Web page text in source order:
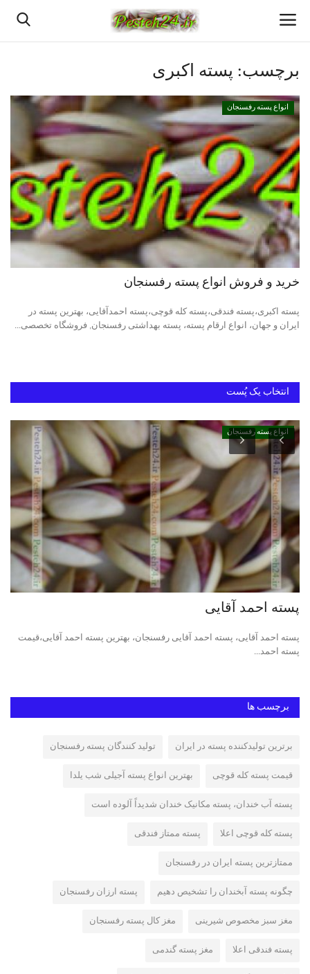
خانه
پسته اعلا رفسنجان
قیمت روزانه پسته رفسنجان
بهترین پسته رفسنجان
پسته رفسنجان
انواع پسته رفسنجان
دانستنیهای پـسـتـه رفسنجان
برچسب: پسته اکبری
انواع پسته رفسنجان
خرید و فروش انواع پسته رفسنجان
پسته اکبری،پسته فندقی،پسته کله قوچی،پسته احمدآقایی، بهترین پسته در
ایران و جهان، انواع ارقام پسته، پسته بهداشتی رفسنجان, فروشگاه تخصصی...
انتخاب یک پُست
انواع پسته رفسنجان
پسته احمد آقایی
پسته احمد آقایی، پسته احمد آقایی رفسنجان، بهترین پسته احمد آقایی،قیمت
پسته احمد...
برچسب ها
برترین تولیدکننده پسته در ایران تولید کنندگان پسته رفسنجان
قیمت پسته کله قوچی بهترین انواع پسته آجیلی شب یلدا
پسته آب خندان، پسته مکانیک خندان شدیداً آلوده است
پسته کله قوچی اعلا پسته ممتاز فندقی
ممتازترین پسته ایران در رفسنجان
چگونه پسته آبخندان را تشخیص دهیم پسته ارزان رفسنجان
مغز سبز مخصوص شیرینی مغز کال پسته رفسنجان
پسته فندقی اعلا مغز پسته گندمی